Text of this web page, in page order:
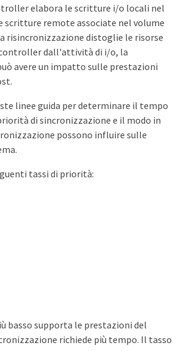
elabora le scritture i/o locali nel
scritture remote associate nel volume
risincronizzazione distoglie le risorse
dall'attività di i/o, la
avere un impatto sulle prestazioni
linee guida per determinare il tempo
di sincronizzazione e il modo in
possono influire sulle
tassi di priorità:
basso supporta le prestazioni del
richiede più tempo. Il tasso